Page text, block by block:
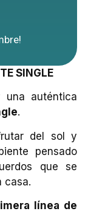
SINGLE
una auténtica
.
del sol y
pensado
que se
casa.
línea de